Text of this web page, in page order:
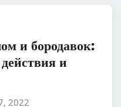
и бородавок:
и
2022